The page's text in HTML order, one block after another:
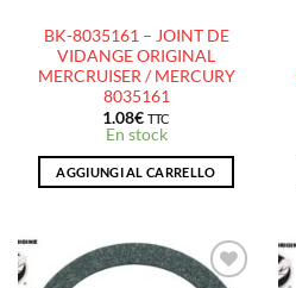
BK-8035161 – JOINT DE
VIDANGE ORIGINAL
MERCRUISER / MERCURY
8035161
1.08€ TTC
En stock
AGGIUNGI AL CARRELLO